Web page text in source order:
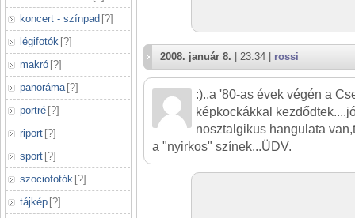
koncert - színpad [?]
légifotók [?]
makró [?]
panoráma [?]
portré [?]
riport [?]
sport [?]
szociofotók [?]
tájkép [?]
2008. január 8. | 23:34 | rossi
:)..a '80-as évek végén a
képkockákkal
nosztalgikus hangulata
a "nyirkos" színek...ÜDV.